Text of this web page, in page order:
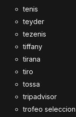
tenis
teyder
tezenis
tiffany
tirana
tiro
tossa
tripadvisor
trofeo seleccion